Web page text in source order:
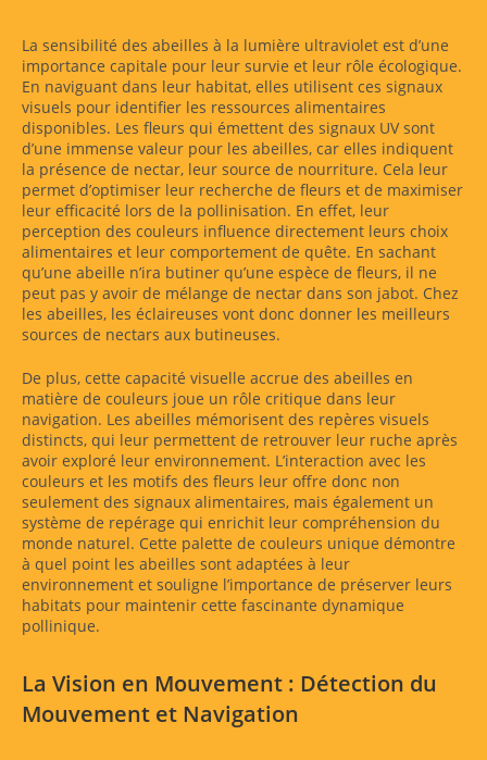
La sensibilité des abeilles à la lumière ultraviolet est d’une
importance capitale pour leur survie et leur rôle écologique.
En naviguant dans leur habitat, elles utilisent ces signaux
visuels pour identifier les ressources alimentaires
disponibles. Les fleurs qui émettent des signaux UV sont
d’une immense valeur pour les abeilles, car elles indiquent
la présence de nectar, leur source de nourriture. Cela leur
permet d’optimiser leur recherche de fleurs et de maximiser
leur efficacité lors de la pollinisation. En effet, leur
perception des couleurs influence directement leurs choix
alimentaires et leur comportement de quête. En sachant
qu’une abeille n’ira butiner qu’une espèce de fleurs, il ne
peut pas y avoir de mélange de nectar dans son jabot. Chez
les abeilles, les éclaireuses vont donc donner les meilleurs
sources de nectars aux butineuses.
De plus, cette capacité visuelle accrue des abeilles en
matière de couleurs joue un rôle critique dans leur
navigation. Les abeilles mémorisent des repères visuels
distincts, qui leur permettent de retrouver leur ruche après
avoir exploré leur environnement. L’interaction avec les
couleurs et les motifs des fleurs leur offre donc non
seulement des signaux alimentaires, mais également un
système de repérage qui enrichit leur compréhension du
monde naturel. Cette palette de couleurs unique démontre
à quel point les abeilles sont adaptées à leur
environnement et souligne l’importance de préserver leurs
habitats pour maintenir cette fascinante dynamique
pollinique.
La Vision en Mouvement : Détection du
Mouvement et Navigation